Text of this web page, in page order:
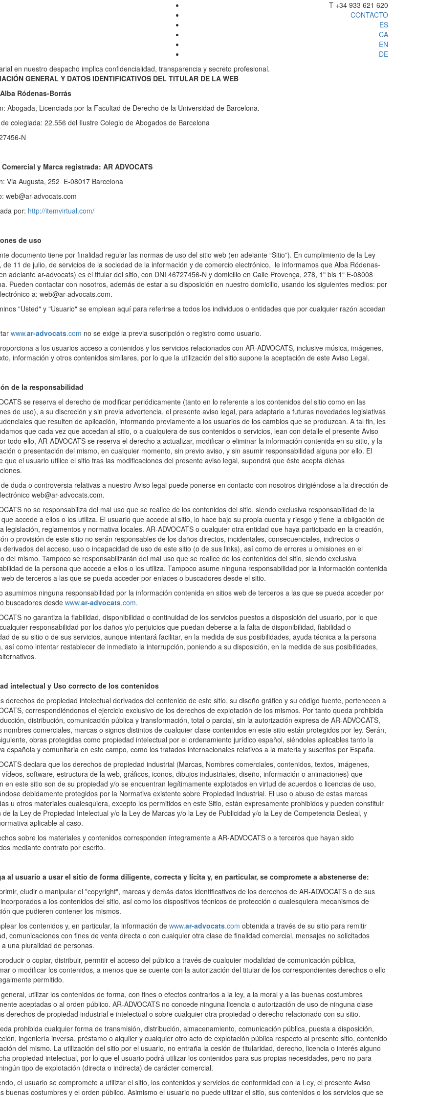
T +34 933 621 620
CONTACTO
ES
CA
EN
DE
en nuestro despacho implica confidencialidad, transparencia y secreto profesional.
GENERAL Y DATOS IDENTIFICATIVOS DEL TITULAR DE LA WEB
Ródenas-Borrás
Abogada, Licenciada por la Facultad de Derecho de la Universidad de Barcelona.
colegiada: 22.556 del Ilustre Colegio de Abogados de Barcelona
N
y Marca registrada: AR ADVOCATS
Via Augusta, 252 E-08017 Barcelona
web@ar-advocats.com
por: http://itemvirtual.com/
de uso
documento tiene por finalidad regular las normas de uso del sitio web (en adelante “Sitio”). En cumplimiento de la Ley
de 11 de julio, de servicios de la sociedad de la información y de comercio electrónico, le informamos que Alba Ródenas-
adelante ar-advocats) es el titular del sitio, con DNI 46727456-N y domicilio en Calle Provença, 278, 1º bis 1ª E-08008
Pueden contactar con nosotros, además de estar a su disposición en nuestro domicilio, usando los siguientes medios: por
a: web@ar-advocats.com.
"Usted" y "Usuario" se emplean aquí para referirse a todos los individuos o entidades que por cualquier razón accedan
www.ar-advocats.com no se exige la previa suscripción o registro como usuario.
a los usuarios acceso a contenidos y los servicios relacionados con AR-ADVOCATS, inclusive música, imágenes,
información y otros contenidos similares, por lo que la utilización del sitio supone la aceptación de este Aviso Legal.
de la responsabilidad
se reserva el derecho de modificar periódicamente (tanto en lo referente a los contenidos del sitio como en las
de uso), a su discreción y sin previa advertencia, el presente aviso legal, para adaptarlo a futuras novedades legislativas
que resulten de aplicación, informando previamente a los usuarios de los cambios que se produzcan. A tal fin, les
que cada vez que accedan al sitio, o a cualquiera de sus contenidos o servicios, lean con detalle el presente Aviso
todo ello, AR-ADVOCATS se reserva el derecho a actualizar, modificar o eliminar la información contenida en su sitio, y la
o presentación del mismo, en cualquier momento, sin previo aviso, y sin asumir responsabilidad alguna por ello. El
que el usuario utilice el sitio tras las modificaciones del presente aviso legal, supondrá que éste acepta dichas
duda o controversia relativas a nuestro Aviso legal puede ponerse en contacto con nosotros dirigiéndose a la dirección de
web@ar-advocats.com.
no se responsabiliza del mal uso que se realice de los contenidos del sitio, siendo exclusiva responsabilidad de la
accede a ellos o los utiliza. El usuario que accede al sitio, lo hace bajo su propia cuenta y riesgo y tiene la obligación de
legislación, reglamentos y normativa locales. AR-ADVOCATS o cualquier otra entidad que haya participado en la creación,
o provisión de este sitio no serán responsables de los daños directos, incidentales, consecuenciales, indirectos o
derivados del acceso, uso o incapacidad de uso de este sitio (o de sus links), así como de errores u omisiones en el
del mismo. Tampoco se responsabilizarán del mal uso que se realice de los contenidos del sitio, siendo exclusiva
de la persona que accede a ellos o los utiliza. Tampoco asume ninguna responsabilidad por la información contenida
de terceros a las que se pueda acceder por enlaces o buscadores desde el sitio.
asumimos ninguna responsabilidad por la información contenida en sitios web de terceros a las que se pueda acceder por
buscadores desde www.ar-advocats.com.
no garantiza la fiabilidad, disponibilidad o continuidad de los servicios puestos a disposición del usuario, por lo que
responsabilidad por los daños y/o perjuicios que puedan deberse a la falta de disponibilidad, fiabilidad o
de su sitio o de sus servicios, aunque intentará facilitar, en la medida de sus posibilidades, ayuda técnica a la persona
así como intentar restablecer de inmediato la interrupción, poniendo a su disposición, en la medida de sus posibilidades,
intelectual y Uso correcto de los contenidos
derechos de propiedad intelectual derivados del contenido de este sitio, su diseño gráfico y su código fuente, pertenecen a
correspondiéndonos el ejercicio exclusivo de los derechos de explotación de los mismos. Por tanto queda prohibida
distribución, comunicación pública y transformación, total o parcial, sin la autorización expresa de AR-ADVOCATS,
nombres comerciales, marcas o signos distintos de cualquier clase contenidos en este sitio están protegidos por ley. Serán,
obras protegidas como propiedad intelectual por el ordenamiento jurídico español, siéndoles aplicables tanto la
española y comunitaria en este campo, como los tratados internacionales relativos a la materia y suscritos por España.
declara que los derechos de propiedad industrial (Marcas, Nombres comerciales, contenidos, textos, imágenes,
software, estructura de la web, gráficos, iconos, dibujos industriales, diseño, información o animaciones) que
en este sitio son de su propiedad y/o se encuentran legítimamente explotados en virtud de acuerdos o licencias de uso,
debidamente protegidos por la Normativa existente sobre Propiedad Industrial. El uso o abuso de estas marcas
u otros materiales cualesquiera, excepto los permitidos en este Sitio, están expresamente prohibidos y pueden constituir
de la Ley de Propiedad Intelectual y/o la Ley de Marcas y/o la Ley de Publicidad y/o la Ley de Competencia Desleal, y
aplicable al caso.
sobre los materiales y contenidos corresponden íntegramente a AR-ADVOCATS o a terceros que hayan sido
mediante contrato por escrito.
al usuario a usar el sitio de forma diligente, correcta y lícita y, en particular, se compromete a abstenerse de:
eludir o manipular el "copyright", marcas y demás datos identificativos de los derechos de AR-ADVOCATS o de sus
a los contenidos del sitio, así como los dispositivos técnicos de protección o cualesquiera mecanismos de
que pudieren contener los mismos.
los contenidos y, en particular, la información de www.ar-advocats.com obtenida a través de su sitio para remitir
comunicaciones con fines de venta directa o con cualquier otra clase de finalidad comercial, mensajes no solicitados
una pluralidad de personas.
o copiar, distribuir, permitir el acceso del público a través de cualquier modalidad de comunicación pública,
o modificar los contenidos, a menos que se cuente con la autorización del titular de los correspondientes derechos o ello
permitido.
utilizar los contenidos de forma, con fines o efectos contrarios a la ley, a la moral y a las buenas costumbres
aceptadas o al orden público. AR-ADVOCATS no concede ninguna licencia o autorización de uso de ninguna clase
derechos de propiedad industrial e intelectual o sobre cualquier otra propiedad o derecho relacionado con su sitio.
prohibida cualquier forma de transmisión, distribución, almacenamiento, comunicación pública, puesta a disposición,
ingeniería inversa, préstamo o alquiler y cualquier otro acto de explotación pública respecto al presente sitio, contenido
del mismo. La utilización del sitio por el usuario, no entraña la cesión de titularidad, derecho, licencia o interés alguno
propiedad intelectual, por lo que el usuario podrá utilizar los contenidos para sus propias necesidades, pero no para
tipo de explotación (directa o indirecta) de carácter comercial.
el usuario se compromete a utilizar el sitio, los contenidos y servicios de conformidad con la Ley, el presente Aviso
buenas costumbres y el orden público. Asimismo el usuario no puede utilizar el sitio, sus contenidos o los servicios que se